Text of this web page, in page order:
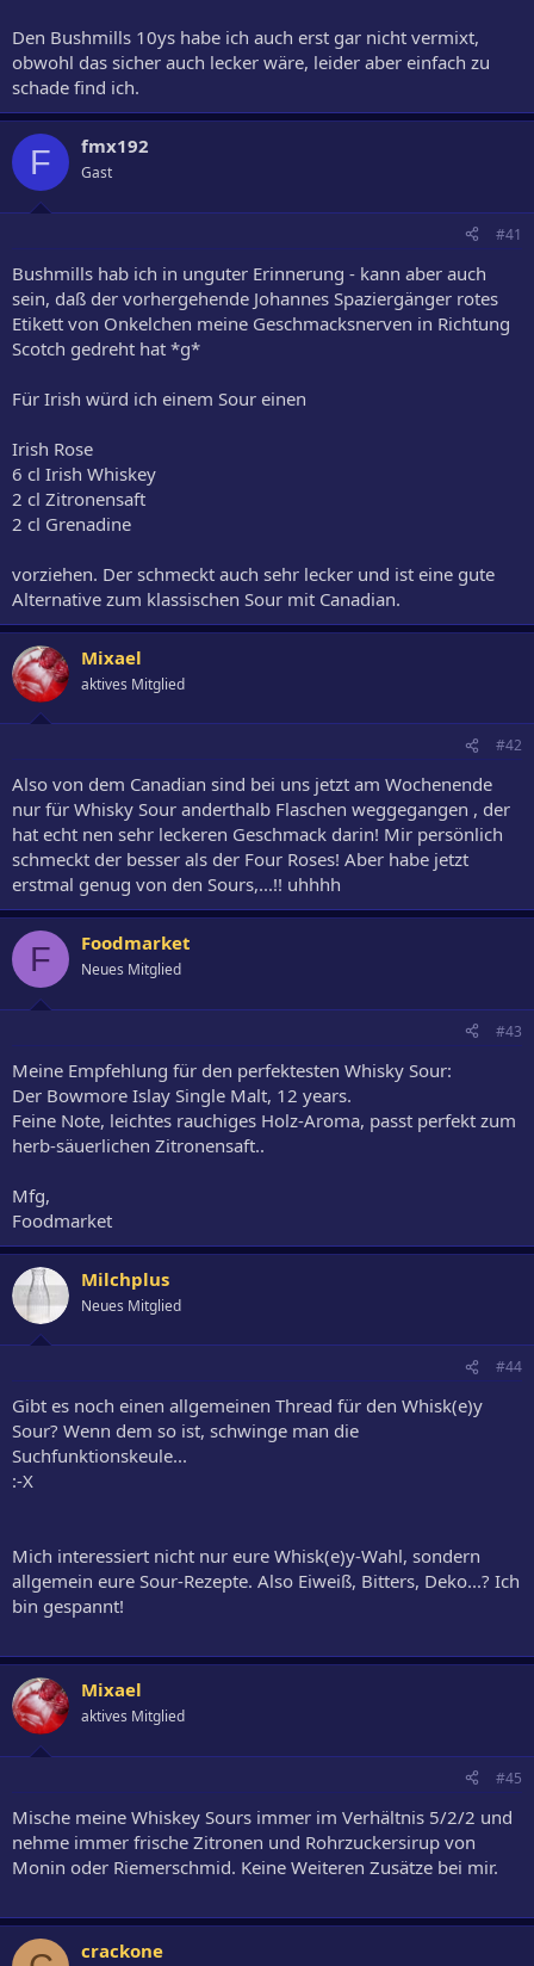
Den Bushmills 10ys habe ich auch erst gar nicht vermixt,
obwohl das sicher auch lecker wäre, leider aber einfach zu
schade find ich.
F fmx192
Gast
#41
Bushmills hab ich in unguter Erinnerung - kann aber auch
sein, daß der vorhergehende Johannes Spaziergänger rotes
Etikett von Onkelchen meine Geschmacksnerven in Richtung
Scotch gedreht hat *g*
Für Irish würd ich einem Sour einen
Irish Rose
6 cl Irish Whiskey
2 cl Zitronensaft
2 cl Grenadine
vorziehen. Der schmeckt auch sehr lecker und ist eine gute
Alternative zum klassischen Sour mit Canadian.
Mixael
aktives Mitglied
#42
Also von dem Canadian sind bei uns jetzt am Wochenende
nur für Whisky Sour anderthalb Flaschen weggegangen , der
hat echt nen sehr leckeren Geschmack darin! Mir persönlich
schmeckt der besser als der Four Roses! Aber habe jetzt
erstmal genug von den Sours,...!! uhhhh
F Foodmarket
Neues Mitglied
#43
Meine Empfehlung für den perfektesten Whisky Sour:
Der Bowmore Islay Single Malt, 12 years.
Feine Note, leichtes rauchiges Holz-Aroma, passt perfekt zum
herb-säuerlichen Zitronensaft..
Mfg,
Foodmarket
Milchplus
Neues Mitglied
#44
Gibt es noch einen allgemeinen Thread für den Whisk(e)y
Sour? Wenn dem so ist, schwinge man die
Suchfunktionskeule...
:-X
Mich interessiert nicht nur eure Whisk(e)y-Wahl, sondern
allgemein eure Sour-Rezepte. Also Eiweiß, Bitters, Deko...? Ich
bin gespannt!
Mixael
aktives Mitglied
#45
Mische meine Whiskey Sours immer im Verhältnis 5/2/2 und
nehme immer frische Zitronen und Rohrzuckersirup von
Monin oder Riemerschmid. Keine Weiteren Zusätze bei mir.
crackone